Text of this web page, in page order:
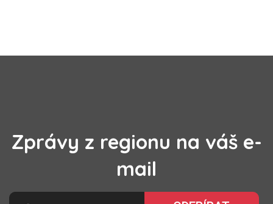
Zprávy z regionu na váš e-
mail